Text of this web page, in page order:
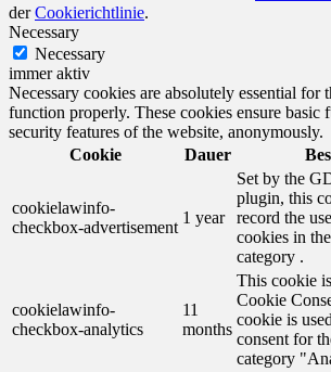
derCookierichtlinie.
Necessary
Necessary
immer aktiv
Necessary cookies are absolutely essential for
function properly. These cookies ensure basic
security features of the website, anonymously.
Cookie
Dauer
cookielawinfo-
checkbox-advertisement
1 year
Set by the
plugin, this
record the
cookies in
category .
cookielawinfo-
checkbox-analytics
11
months
This cookie
Cookie
cookie is
consent for
category